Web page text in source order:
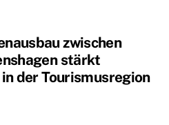
zwischen
stärkt
der Tourismusregion